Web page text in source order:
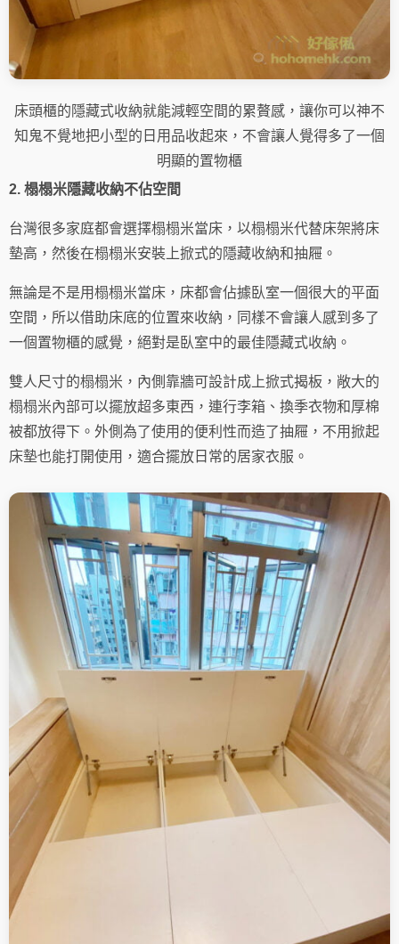
床頭櫃的隱藏式收納就能減輕空間的累贅感，讓你可以神不
知鬼不覺地把小型的日用品收起來，不會讓人覺得多了一個
明顯的置物櫃
2. 榻榻米隱藏收納不佔空間
台灣很多家庭都會選擇榻榻米當床，以榻榻米代替床架將床
墊高，然後在榻榻米安裝上掀式的隱藏收納和抽屜。
無論是不是用榻榻米當床，床都會佔據臥室一個很大的平面
空間，所以借助床底的位置來收納，同樣不會讓人感到多了
一個置物櫃的感覺，絕對是臥室中的最佳隱藏式收納。
雙人尺寸的榻榻米，內側靠牆可設計成上掀式揭板，敞大的
榻榻米內部可以擺放超多東西，連行李箱、換季衣物和厚棉
被都放得下。外側為了使用的便利性而造了抽屜，不用掀起
床墊也能打開使用，適合擺放日常的居家衣服。